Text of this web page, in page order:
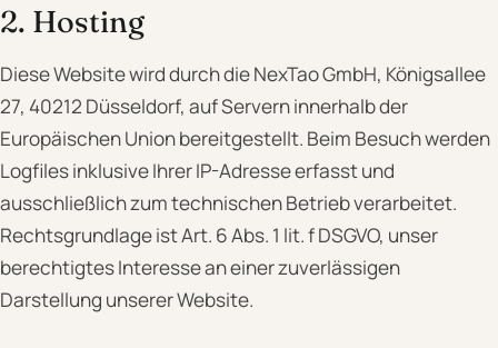
2. Hosting
Diese Website wird durch die NexTao GmbH, Königsallee
27, 40212 Düsseldorf, auf Servern innerhalb der
Europäischen Union bereitgestellt. Beim Besuch werden
Logfiles inklusive Ihrer IP-Adresse erfasst und
ausschließlich zum technischen Betrieb verarbeitet.
Rechtsgrundlage ist Art. 6 Abs. 1 lit. f DSGVO, unser
berechtigtes Interesse an einer zuverlässigen
Darstellung unserer Website.